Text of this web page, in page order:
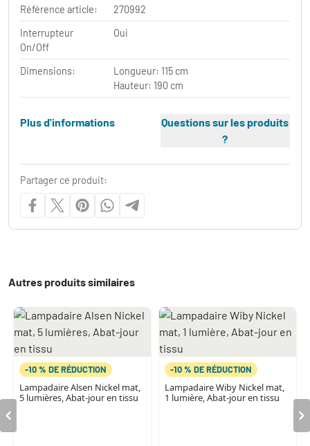
Référence article:
270992
Interrupteur
On/Off
Oui
Dimensions:
Longueur: 115 cm
Hauteur: 190 cm
Plus d'informations
Questions sur les produits
?
Partager ce produit:
Autres produits similaires
-10 % DE RÉDUCTION
Lampadaire Alsen Nickel mat,
5 lumières, Abat-jour en tissu
-10 % DE RÉDUCTION
Lampadaire Wiby Nickel mat,
1 lumière, Abat-jour en tissu